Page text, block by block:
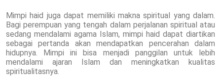
Mimpi haid juga dapat memiliki makna spiritual yang dalam.
Bagi perempuan yang tengah dalam perjalanan spiritual atau
sedang mendalami agama Islam, mimpi haid dapat diartikan
sebagai pertanda akan mendapatkan pencerahan dalam
hidupnya. Mimpi ini bisa menjadi panggilan untuk lebih
mendalami ajaran Islam dan meningkatkan kualitas
spiritualitasnya.